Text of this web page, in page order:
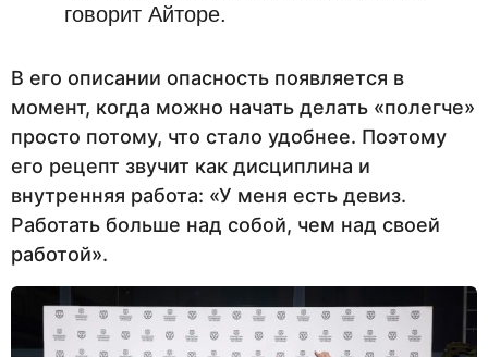
говорит Айторе.
В его описании опасность появляется в
момент, когда можно начать делать «полегче»
просто потому, что стало удобнее. Поэтому
его рецепт звучит как дисциплина и
внутренняя работа: «У меня есть девиз.
Работать больше над собой, чем над своей
работой».